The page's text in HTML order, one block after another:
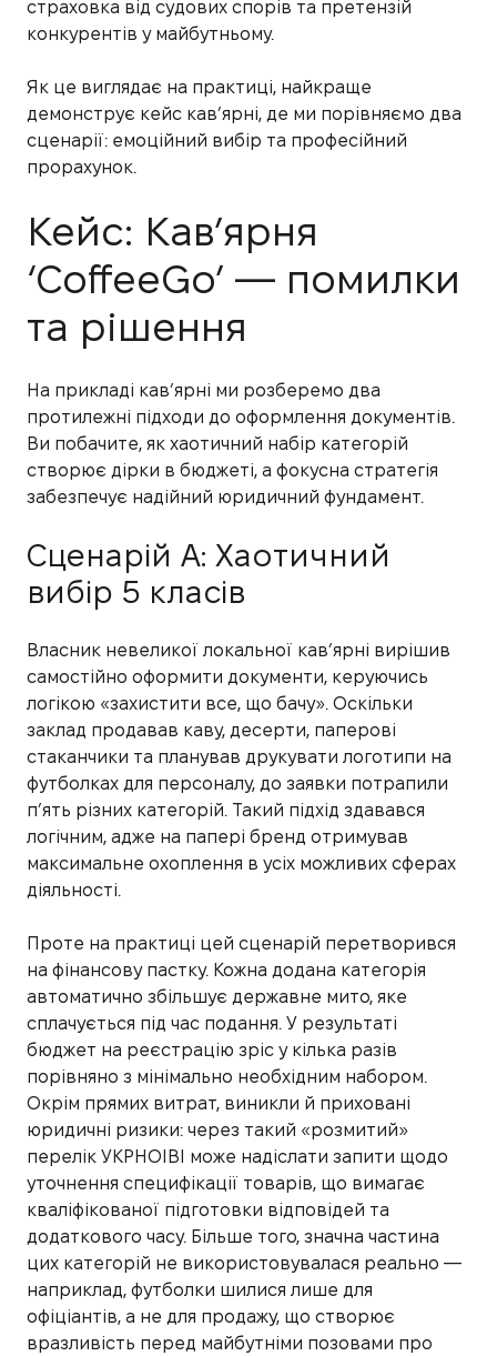
страховка від судових спорів та претензій
конкурентів у майбутньому.
Як це виглядає на практиці, найкраще
демонструє кейс кав’ярні, де ми порівняємо два
сценарії: емоційний вибір та професійний
прорахунок.
Кейс: Кав’ярня
‘CoffeeGo’ — помилки
та рішення
На прикладі кав’ярні ми розберемо два
протилежні підходи до оформлення документів.
Ви побачите, як хаотичний набір категорій
створює дірки в бюджеті, а фокусна стратегія
забезпечує надійний юридичний фундамент.
Сценарій А: Хаотичний
вибір 5 класів
Власник невеликої локальної кав’ярні вирішив
самостійно оформити документи, керуючись
логікою «захистити все, що бачу». Оскільки
заклад продавав каву, десерти, паперові
стаканчики та планував друкувати логотипи на
футболках для персоналу, до заявки потрапили
п’ять різних категорій. Такий підхід здавався
логічним, адже на папері бренд отримував
максимальне охоплення в усіх можливих сферах
діяльності.
Проте на практиці цей сценарій перетворився
на фінансову пастку. Кожна додана категорія
автоматично збільшує державне мито, яке
сплачується під час подання. У результаті
бюджет на реєстрацію зріс у кілька разів
порівняно з мінімально необхідним набором.
Окрім прямих витрат, виникли й приховані
юридичні ризики: через такий «розмитий»
перелік УКРНОІВІ може надіслати запити щодо
уточнення специфікації товарів, що вимагає
кваліфікованої підготовки відповідей та
додаткового часу. Більше того, значна частина
цих категорій не використовувалася реально —
наприклад, футболки шилися лише для
офіціантів, а не для продажу, що створює
вразливість перед майбутніми позовами про